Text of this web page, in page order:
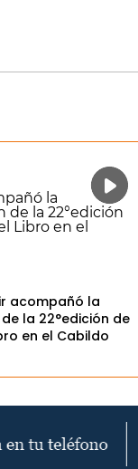
acompañó la
la 22°edición de
en el Cabildo